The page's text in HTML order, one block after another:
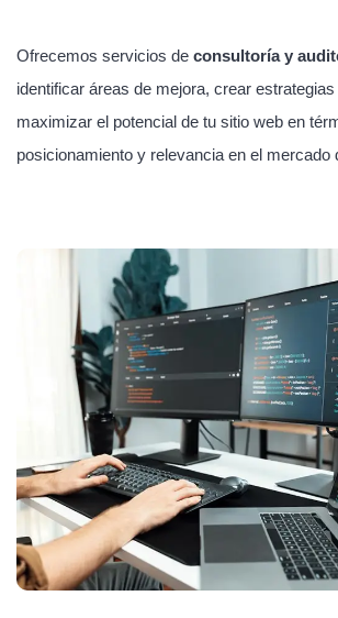
Ofrecemos servicios de consultoría y
identificar áreas de mejora, crear
maximizar el potencial de tu sitio web en
posicionamiento y relevancia en el mercado